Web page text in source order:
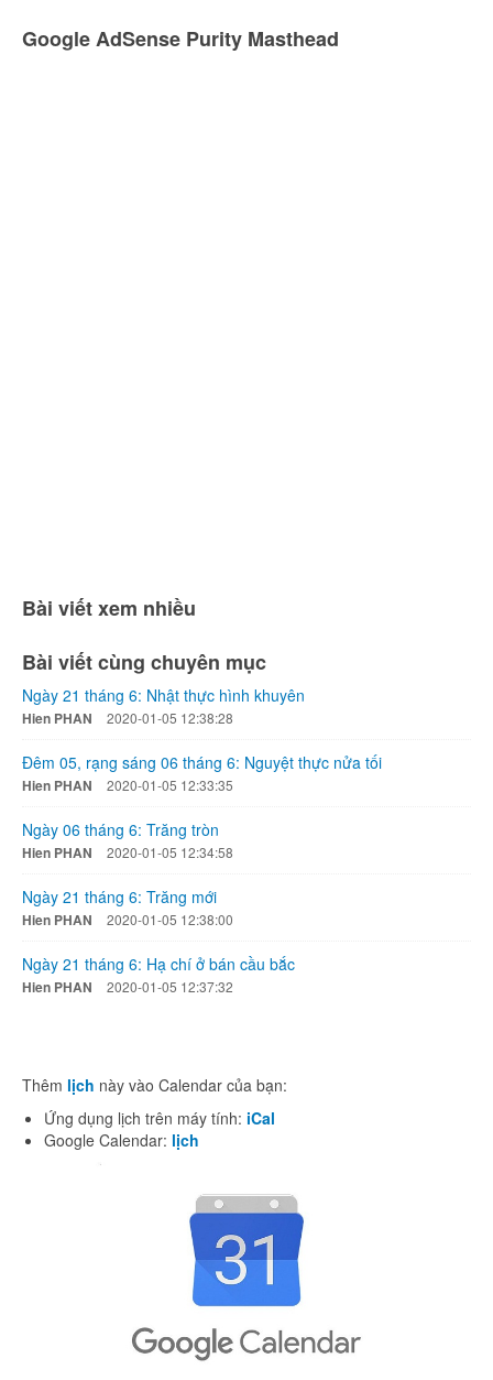
Google AdSense Purity Masthead
Bài viết xem nhiều
Bài viết cùng chuyên mục
Ngày 21 tháng 6: Nhật thực hình khuyên
Hien PHAN 2020-01-05 12:38:28
Đêm 05, rạng sáng 06 tháng 6: Nguyệt thực nửa tối
Hien PHAN 2020-01-05 12:33:35
Ngày 06 tháng 6: Trăng tròn
Hien PHAN 2020-01-05 12:34:58
Ngày 21 tháng 6: Trăng mới
Hien PHAN 2020-01-05 12:38:00
Ngày 21 tháng 6: Hạ chí ở bán cầu bắc
Hien PHAN 2020-01-05 12:37:32
Thêm lịch này vào Calendar của bạn:
Ứng dụng lịch trên máy tính: iCal
Google Calendar: lịch